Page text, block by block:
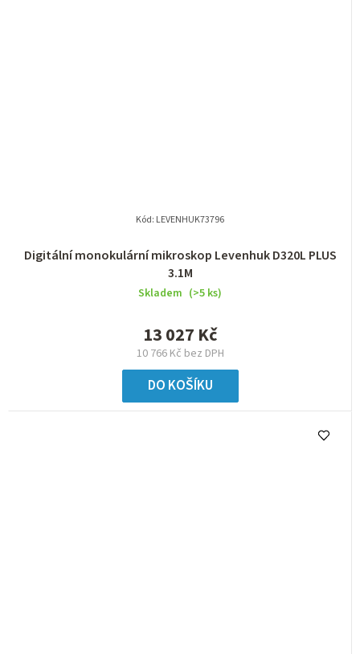
Digitální monokulární mikroskop Levenhuk D320L PLUS
3.1M
Skladem (>5 ks)
10 766 Kč bez DPH
13 027 Kč
DO KOŠÍKU
Kód: LEVENHUK73796